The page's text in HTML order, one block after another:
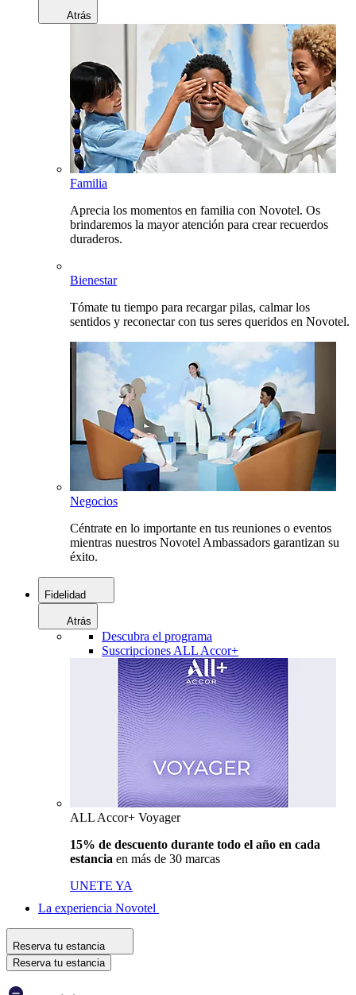
Atrás
Familia
Aprecia los momentos en familia con Novotel. Os
brindaremos la mayor atención para crear recuerdos
duraderos.
Bienestar
Tómate tu tiempo para recargar pilas, calmar los
sentidos y reconectar con tus seres queridos en Novotel.
Negocios
Céntrate en lo importante en tus reuniones o eventos
mientras nuestros Novotel Ambassadors garantizan su
éxito.
Fidelidad
Atrás
Descubra el programa
Suscripciones ALL Accor+
ALL Accor+ Voyager
15% de descuento durante todo el año en cada
estancia en más de 30 marcas
UNETE YA
La experiencia Novotel
Reserva tu estancia
Reserva tu estancia